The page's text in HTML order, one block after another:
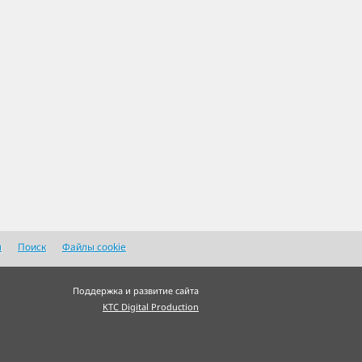
Поиск Файлы cookie
Поддержка и развитие сайта
KTC Digital Production